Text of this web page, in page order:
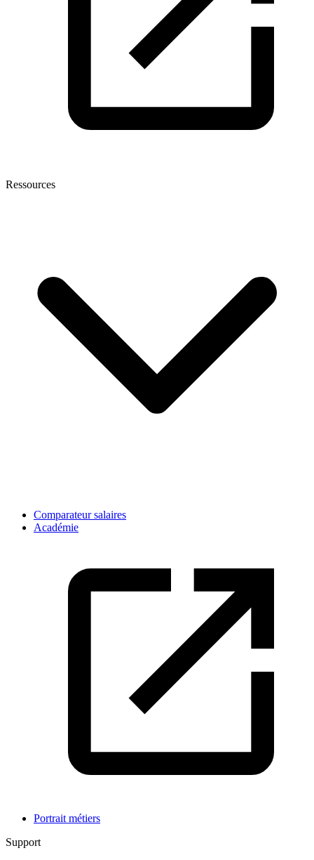
Ressources
Comparateur salaires
Académie
Portrait métiers
Support